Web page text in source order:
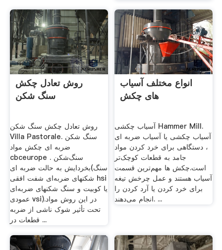
روش تعادل چکش
سنگ شکن
روش تعادل چکش سنگ شکن
Villa Pastorale. سنگ شکن
ضربه ای چکش مواد
cbceurope سنگ‌شکن .
بخردایش به حالت ضربه ای(سنگ
شکنهای ضربه‌ای شفت افقی hsi
یا کوبیت و سنگ شکنهای ضربه‌ای
عمودی vsi).در این روش مواد
تحت تأثیر شوک ناشی از ضربه
قطعات در ...
انواع مختلف آسیاب
های چکش
آسیاب چکشی Hammer Mill.
آسیاب چکشی یا آسیاب ضربه ای
، دستگاهی برای خرد کردن مواد
جامد به قطعات کوچک‌تر
است.چکش ها مهم‌ترین قسمت
آسیاب هستند و عمل چرخش تیغه
برای خرد کردن یا آرد کردن را
انجام می‌دهند. ...